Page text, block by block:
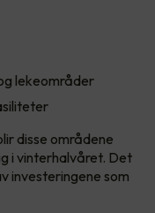
lekeområder
disse områdene
i vinterhalvåret. Det
investeringene som